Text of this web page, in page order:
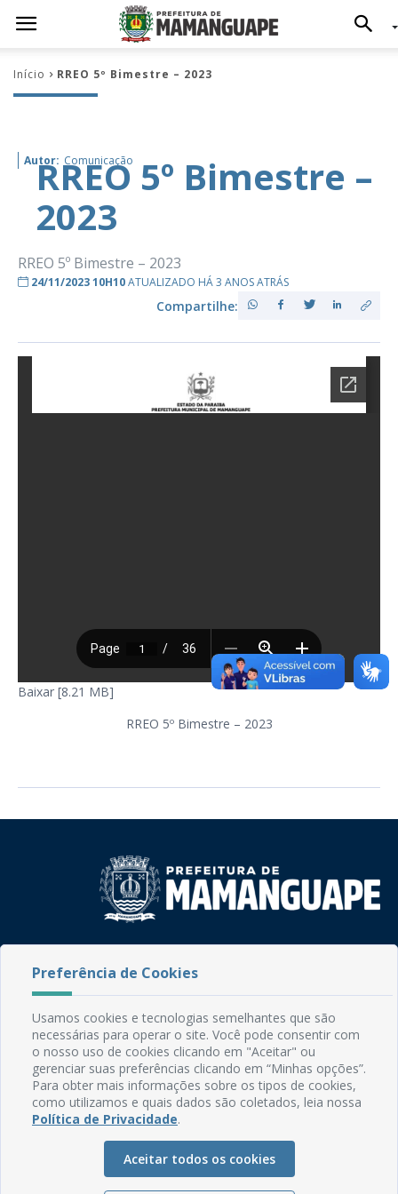
Início RREO 5º Bimestre – 2023
Autor: Comunicação
RREO 5º Bimestre –
2023
RREO 5º Bimestre – 2023
24/11/2023 10H10ATUALIZADO HÁ 3 ANOS ATRÁS
Compartilhe:
Baixar [8.21 MB]
RREO 5º Bimestre – 2023
CEP: 58.280-000 - Mamanguape/PB
Expediente: Segunda à Sexta, das 08h às 13h
Mapa do Site
Perguntas frequentes
Manual de Navegação
Glossário
Preferência de Cookies
Usamos cookies e tecnologias semelhantes que são
necessárias para operar o site. Você pode consentir com
o nosso uso de cookies clicando em "Aceitar" ou
gerenciar suas preferências clicando em “Minhas opções”.
Para obter mais informações sobre os tipos de cookies,
como utilizamos e quais dados são coletados, leia nossa
Política de Privacidade.
Aceitar todos os cookies